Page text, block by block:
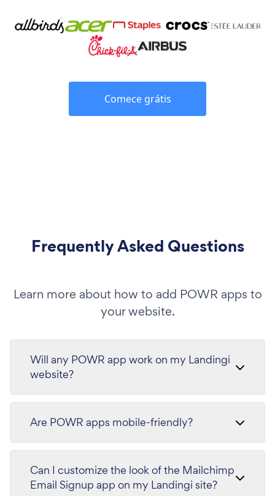
Comece grátis
Frequently Asked Questions
Learn more about how to add POWR apps to
your website.
Will any POWR app work on my Landingi
website?
Are POWR apps mobile-friendly?
Can I customize the look of the Mailchimp
Email Signup app on my Landingi site?